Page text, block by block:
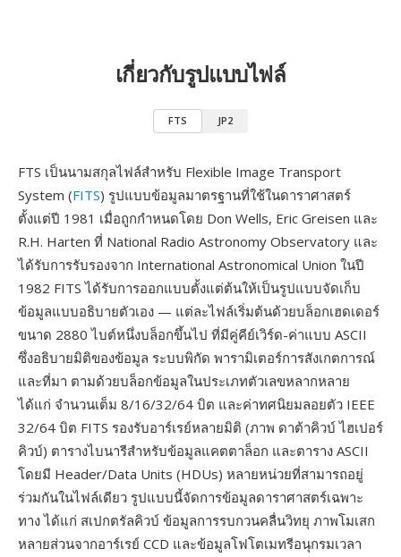
เกี่ยวกับรูปแบบไฟล์
FTS JP2
FTS เป็นนามสกุลไฟล์สำหรับ Flexible Image Transport
System (FITS) รูปแบบข้อมูลมาตรฐานที่ใช้ในดาราศาสตร์
ตั้งแต่ปี 1981 เมื่อถูกกำหนดโดย Don Wells, Eric Greisen และ
R.H. Harten ที่ National Radio Astronomy Observatory และ
ได้รับการรับรองจาก International Astronomical Union ในปี
1982 FITS ได้รับการออกแบบตั้งแต่ต้นให้เป็นรูปแบบจัดเก็บ
ข้อมูลแบบอธิบายตัวเอง — แต่ละไฟล์เริ่มต้นด้วยบล็อกเฮดเดอร์
ขนาด 2880 ไบต์หนึ่งบล็อกขึ้นไป ที่มีคู่คีย์เวิร์ด-ค่าแบบ ASCII
ซึ่งอธิบายมิติของข้อมูล ระบบพิกัด พารามิเตอร์การสังเกตการณ์
และที่มา ตามด้วยบล็อกข้อมูลในประเภทตัวเลขหลากหลาย
ได้แก่ จำนวนเต็ม 8/16/32/64 บิต และค่าทศนิยมลอยตัว IEEE
32/64 บิต FITS รองรับอาร์เรย์หลายมิติ (ภาพ ดาต้าคิวบ์ ไฮเปอร์
คิวบ์) ตารางไบนารีสำหรับข้อมูลแคตตาล็อก และตาราง ASCII
โดยมี Header/Data Units (HDUs) หลายหน่วยที่สามารถอยู่
ร่วมกันในไฟล์เดียว รูปแบบนี้จัดการข้อมูลดาราศาสตร์เฉพาะ
ทาง ได้แก่ สเปกตรัลคิวบ์ ข้อมูลการรบกวนคลื่นวิทยุ ภาพโมเสก
หลายส่วนจากอาร์เรย์ CCD และข้อมูลโฟโตเมทรีอนุกรมเวลา